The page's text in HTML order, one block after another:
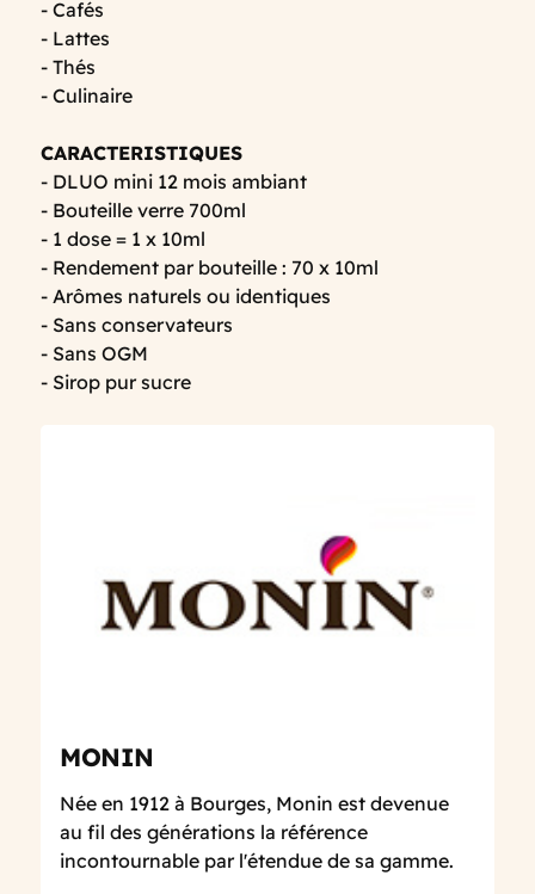
- Cafés
- Lattes
- Thés
- Culinaire
CARACTERISTIQUES
- DLUO mini 12 mois ambiant
- Bouteille verre 700ml
- 1 dose = 1 x 10ml
- Rendement par bouteille : 70 x 10ml
- Arômes naturels ou identiques
- Sans conservateurs
- Sans OGM
- Sirop pur sucre
MONIN
Née en 1912 à Bourges, Monin est devenue
au fil des générations la référence
incontournable par l'étendue de sa gamme.